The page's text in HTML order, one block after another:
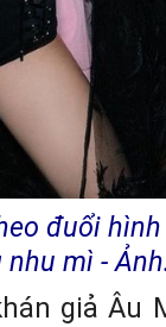
đuổi
mì -
giả Âu